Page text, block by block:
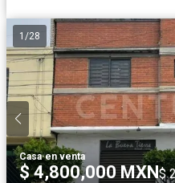
1 /28
Casa·en venta
$ 4,800,000 MXN$